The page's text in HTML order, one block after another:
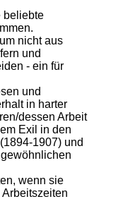
beliebte
nicht aus
und
- ein für
und
in harter
dessen Arbeit
Exil in den
1907) und
wenn sie